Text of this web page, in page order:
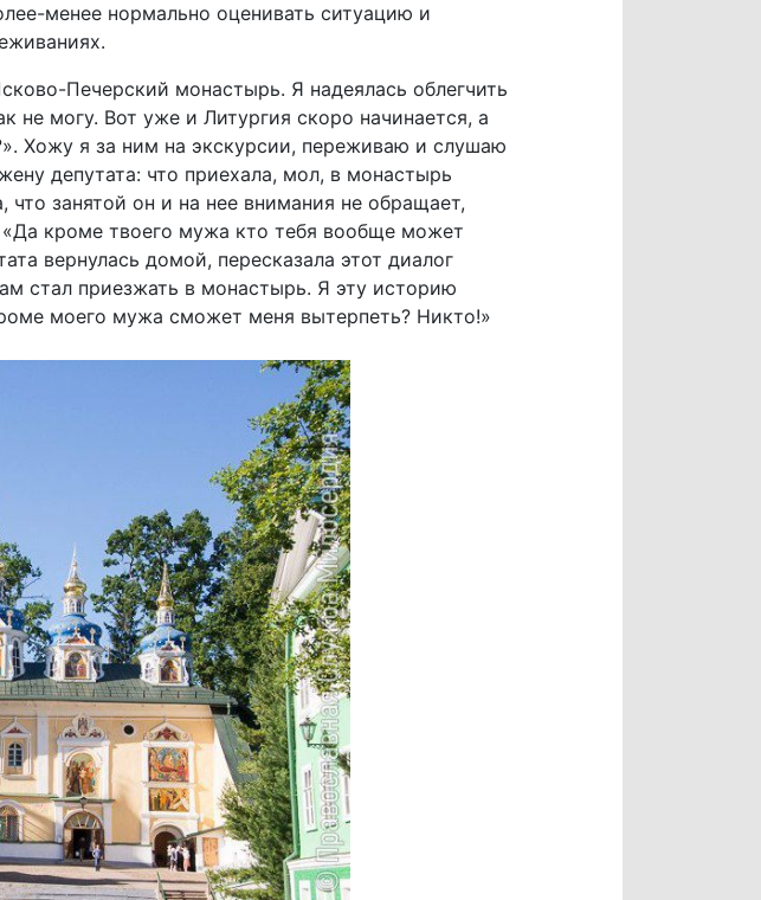
менее нормально оценивать ситуацию и
Печерский монастырь. Я надеялась облегчить
не могу. Вот уже и Литургия скоро начинается, а
Хожу я за ним на экскурсии, переживаю и слушаю
депутата: что приехала, мол, в монастырь
занятой он и на нее внимания не обращает,
кроме твоего мужа кто тебя вообще может
вернулась домой, пересказала этот диалог
стал приезжать в монастырь. Я эту историю
моего мужа сможет меня вытерпеть? Никто!»